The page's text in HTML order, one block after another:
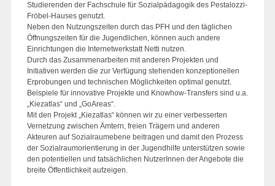
Studierenden der Fachschule für Sozialpädagogik des Pestalozzi-
Fröbel-Hauses genutzt.
Neben den Nutzungszeiten durch das PFH und den täglichen
Öffnungszeiten für die Jugendlichen, können auch andere
Einrichtungen die Internetwerkstatt Netti nutzen.
Durch das Zusammenarbeiten mit anderen Projekten und
Initiativen werden die zur Verfügung stehenden konzeptionellen
Erprobungen und technischen Möglichkeiten optimal genutzt.
Beispiele für innovative Projekte und Knowhow-Transfers sind u.a.
„Kiezatlas“ und „GoAreas“.
Mit den Projekt „Kiezatlas“ können wir zu einer verbesserten
Vernetzung zwischen Ämtern, freien Trägern und anderen
Akteuren auf Sozialraumebene beitragen und damit den Prozess
der Sozialraumorientierung in der Jugendhilfe unterstützen sowie
den potentiellen und tatsächlichen NutzerInnen der Angebote die
breite Öffentlichkeit aufzeigen.